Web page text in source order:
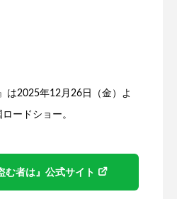
は2025年12月26日（金）よ
ードショー。
む者は』公式サイト